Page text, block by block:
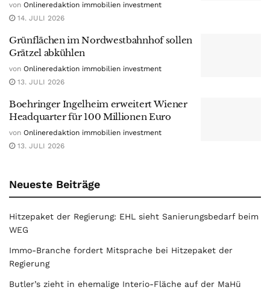
von Onlineredaktion immobilien investment
14. JULI 2026
Grünflächen im Nordwestbahnhof sollen
Grätzel abkühlen
von Onlineredaktion immobilien investment
13. JULI 2026
Boehringer Ingelheim erweitert Wiener
Headquarter für 100 Millionen Euro
von Onlineredaktion immobilien investment
13. JULI 2026
Neueste Beiträge
Hitzepaket der Regierung: EHL sieht Sanierungsbedarf beim
WEG
Immo-Branche fordert Mitsprache bei Hitzepaket der
Regierung
Butler’s zieht in ehemalige Interio-Fläche auf der MaHü